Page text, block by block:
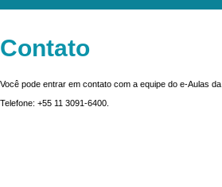
Contato
Você pode entrar em contato com a equipe do e-Aulas
Telefone: +55 11 3091-6400.